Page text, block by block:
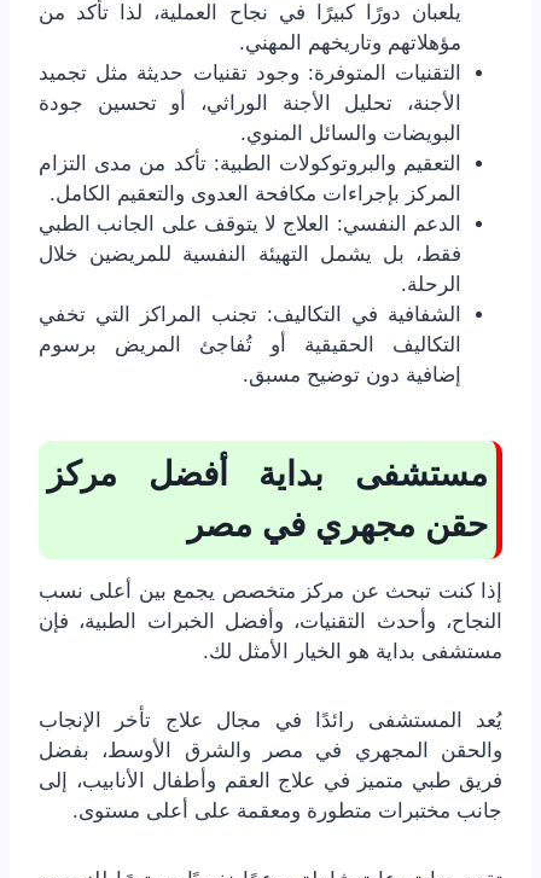
يلعبان دورًا كبيرًا في نجاح العملية، لذا تأكد من
مؤهلاتهم وتاريخهم المهني.
التقنيات المتوفرة: وجود تقنيات حديثة مثل تجميد
الأجنة، تحليل الأجنة الوراثي، أو تحسين جودة
البويضات والسائل المنوي.
التعقيم والبروتوكولات الطبية: تأكد من مدى التزام
المركز بإجراءات مكافحة العدوى والتعقيم الكامل.
الدعم النفسي: العلاج لا يتوقف على الجانب الطبي
فقط، بل يشمل التهيئة النفسية للمريضين خلال
الرحلة.
الشفافية في التكاليف: تجنب المراكز التي تخفي
التكاليف الحقيقية أو تُفاجئ المريض برسوم
إضافية دون توضيح مسبق.
مستشفى بداية أفضل مركز
حقن مجهري في مصر
إذا كنت تبحث عن مركز متخصص يجمع بين أعلى نسب
النجاح، وأحدث التقنيات، وأفضل الخبرات الطبية، فإن
مستشفى بداية هو الخيار الأمثل لك.
يُعد المستشفى رائدًا في مجال علاج تأخر الإنجاب
والحقن المجهري في مصر والشرق الأوسط، بفضل
فريق طبي متميز في علاج العقم وأطفال الأنابيب، إلى
جانب مختبرات متطورة ومعقمة على أعلى مستوى.